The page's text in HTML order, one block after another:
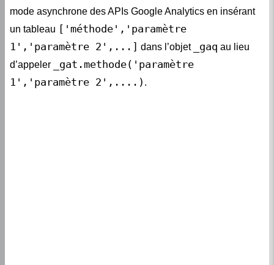
mode asynchrone des APIs Google Analytics en insérant
un tableau ['méthode','paramètre
1','paramètre 2',...] dans l’objet _gaq au lieu
d’appeler
_gat.methode('paramètre
1','paramètre 2',....) .